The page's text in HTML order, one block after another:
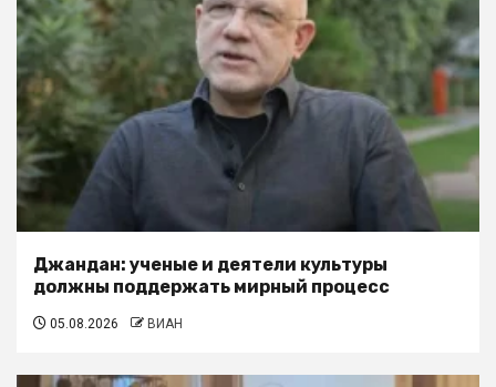
Джандан: ученые и деятели культуры
должны поддержать мирный процесс
05.08.2026 ВИАН